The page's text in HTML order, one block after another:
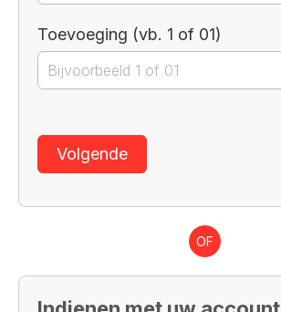
Toevoeging (vb. 1 of 01)
Volgende
OF